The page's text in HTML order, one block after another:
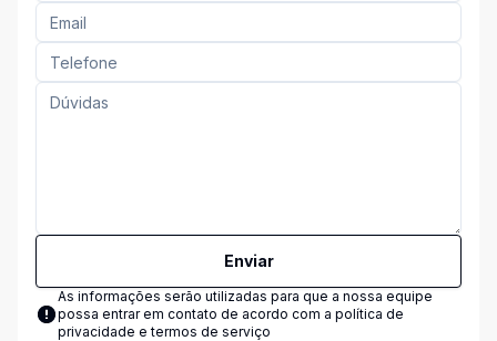
Enviar
As informações serão utilizadas para que a nossa equipe
possa entrar em contato de acordo com a política de
privacidade e termos de serviço